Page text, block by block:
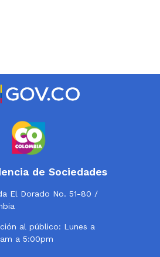
de Sociedades
El Dorado No. 51-80 /
al público: Lunes a
a 5:00pm